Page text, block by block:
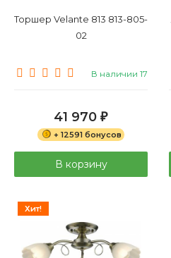
Торшер Velante 813 813-805-
02
В наличии 17
41 970 ₽
+ 12591 бонусов
В корзину
Хит!